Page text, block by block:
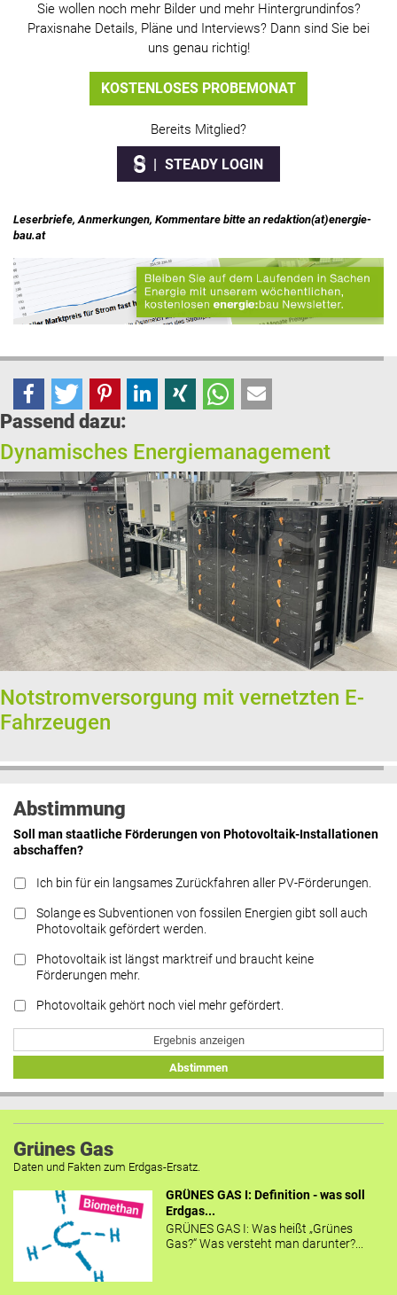
Sie wollen noch mehr Bilder und mehr Hintergrundinfos?
Praxisnahe Details, Pläne und Interviews? Dann sind Sie bei
uns genau richtig!
KOSTENLOSES PROBEMONAT
Bereits Mitglied?
STEADY LOGIN
Leserbriefe, Anmerkungen, Kommentare bitte an redaktion(at)energie-
bau.at
Passend dazu:
Dynamisches Energiemanagement
Notstromversorgung mit vernetzten E-
Fahrzeugen
Abstimmung
Soll man staatliche Förderungen von Photovoltaik-Installationen
abschaffen?
Ich bin für ein langsames Zurückfahren aller PV-Förderungen.
Solange es Subventionen von fossilen Energien gibt soll auch
Photovoltaik gefördert werden.
Photovoltaik ist längst marktreif und braucht keine
Förderungen mehr.
Photovoltaik gehört noch viel mehr gefördert.
Ergebnis anzeigen
Abstimmen
Grünes Gas
Daten und Fakten zum Erdgas-Ersatz.
GRÜNES GAS I: Definition - was soll
Erdgas...
GRÜNES GAS I: Was heißt „Grünes
Gas?“ Was versteht man darunter?...